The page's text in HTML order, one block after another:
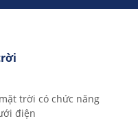
trời có chức năng
điện